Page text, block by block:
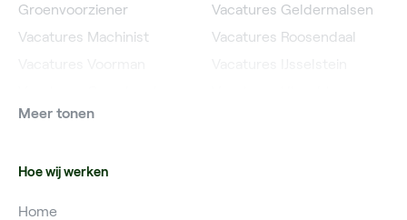
Groenvoorziener
Vacatures Machinist
Vacatures Planner
Vacatures Geldermalsen
Vacatures Roosendaal
Meer tonen
Hoe wij werken
Home